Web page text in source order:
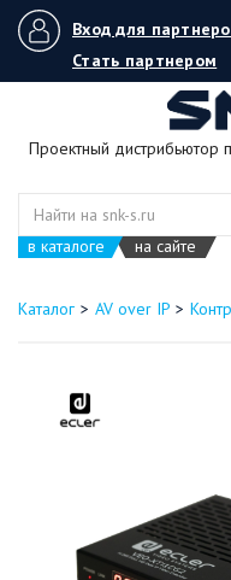
Вход для
Стать партнером
Проектный дистрибьютор
в каталоге на сайте
Каталог AV over IP